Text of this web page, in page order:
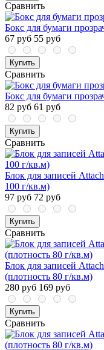
Сравнить
Бокс для бумаги
67 руб 55 руб
Купить
Сравнить
Бокс для бумаги
82 руб 61 руб
Купить
Сравнить
Блок для записей
100 г/кв.м)
97 руб 72 руб
Купить
Сравнить
Блок для записей
(плотность 80 г/кв.м)
280 руб 169 руб
Купить
Сравнить